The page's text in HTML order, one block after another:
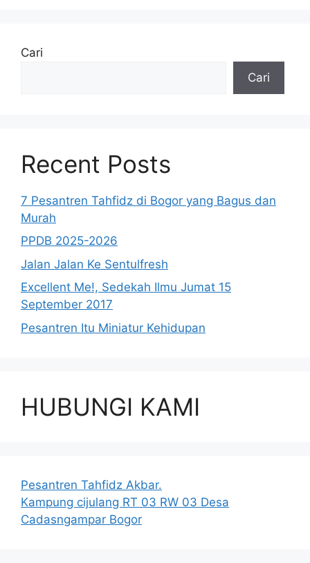
Cari
Cari
Recent Posts
7 Pesantren Tahfidz di Bogor yang Bagus dan
Murah
PPDB 2025-2026
Jalan Jalan Ke Sentulfresh
Excellent Me!, Sedekah Ilmu Jumat 15
September 2017
Pesantren Itu Miniatur Kehidupan
HUBUNGI KAMI
Pesantren Tahfidz Akbar.
Kampung cijulang RT 03 RW 03 Desa
Cadasngampar Bogor